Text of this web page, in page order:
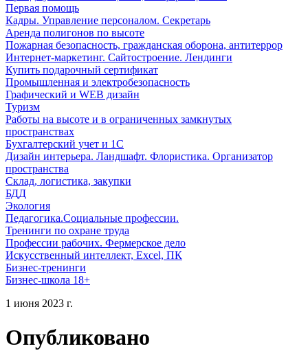
Первая помощь
Кадры. Управление персоналом. Секретарь
Аренда полигонов по высоте
Пожарная безопасность, гражданская оборона, антитеррор
Интернет-маркетинг. Сайтостроение. Лендинги
Купить подарочный сертификат
Промышленная и электробезопасность
Графический и WEB дизайн
Туризм
Работы на высоте и в ограниченных замкнутых
пространствах
Бухгалтерский учет и 1С
Дизайн интерьера. Ландшафт. Флористика. Организатор
пространства
Склад, логистика, закупки
БДД
Экология
Педагогика.Социальные профессии.
Тренинги по охране труда
Профессии рабочих. Фермерское дело
Искусственный интеллект, Excel, ПК
Бизнес-тренинги
Бизнес-школа 18+
1 июня 2023 г.
Опубликовано